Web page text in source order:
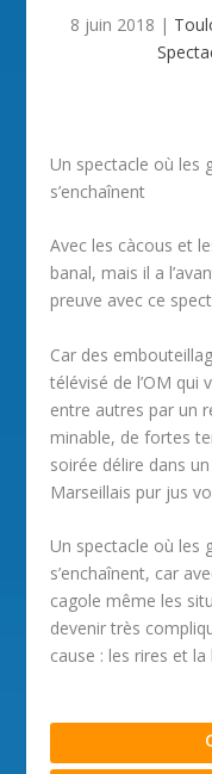
8 juin 2018 |
Un spectacle où les
s’enchaînent
Avec les càcous et
banal, mais il a
preuve avec ce
Car des
télévisé de l’OM qui
entre autres par un
minable, de fortes
soirée délire dans
Marseillais pur jus
Un spectacle où les
s’enchaînent, car
cagole même les
devenir très
cause : les rires et